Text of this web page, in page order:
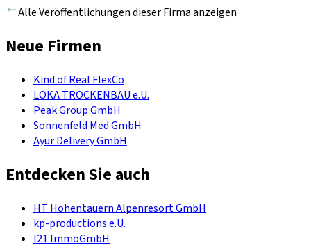
Alle Veröffentlichungen dieser Firma anzeigen
Neue Firmen
Kind of Real FlexCo
LOKA TROCKENBAU e.U.
Peak Group GmbH
Sonnenfeld Med GmbH
Ayur Delivery GmbH
Entdecken Sie auch
HT Hohentauern Alpenresort GmbH
kp-productions e.U.
I21 ImmoGmbH